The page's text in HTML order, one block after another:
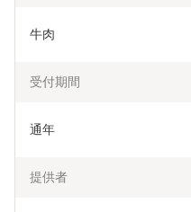
牛肉
受付期間
通年
提供者